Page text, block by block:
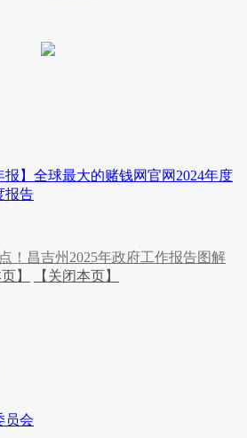
报】全球最大的赌钱网官网2024年度
报告
！昌吉州2025年政府工作报告图解
】 【关闭本页】
员会